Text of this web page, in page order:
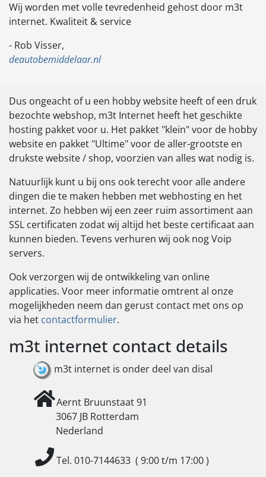
Wij worden met volle tevredenheid gehost door m3t
internet. Kwaliteit & service
- Rob Visser,
deautobemiddelaar.nl
Dus ongeacht of u een hobby website heeft of een druk
bezochte webshop, m3t Internet heeft het geschikte
hosting pakket voor u. Het pakket "klein" voor de hobby
website en pakket "Ultime" voor de aller-grootste en
drukste website / shop, voorzien van alles wat nodig is.
Natuurlijk kunt u bij ons ook terecht voor alle andere
dingen die te maken hebben met webhosting en het
internet. Zo hebben wij een zeer ruim assortiment aan
SSL certificaten zodat wij altijd het beste certificaat aan
kunnen bieden. Tevens verhuren wij ook nog Voip
servers.
Ook verzorgen wij de ontwikkeling van online
applicaties. Voor meer informatie omtrent al onze
mogelijkheden neem dan gerust contact met ons op
via het contactformulier.
m3t internet contact details
m3t internet is onder deel van disal
Aernt Bruunstaat 91
3067 JB Rotterdam
Nederland
Tel. 010-7144633 ( 9:00 t/m 17:00 )